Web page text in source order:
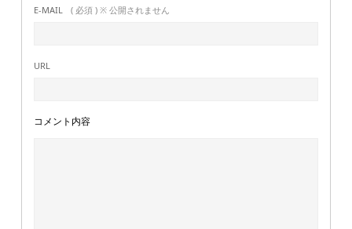
E-MAIL ( 必須 ) ※ 公開されません
URL
コメント内容